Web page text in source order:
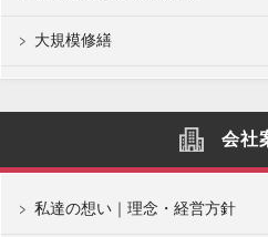
大規模修繕
会社
私達の想い｜理念・経営方針